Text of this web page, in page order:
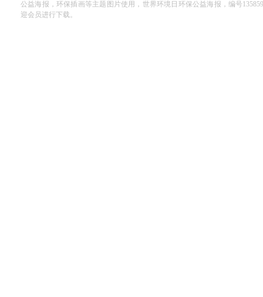
公益海报，环保插画等主题图片使用，世界环境日环保公益海报，编号
迎会员进行下载。